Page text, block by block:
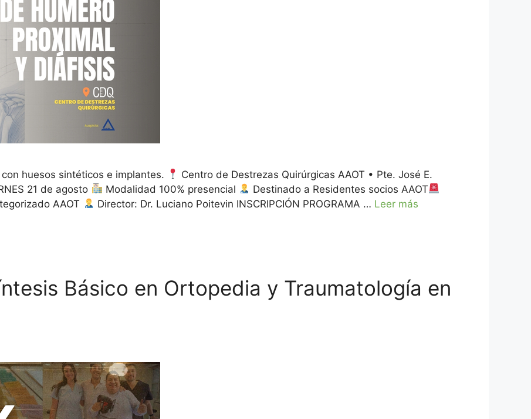
huesos sintéticos e implantes.
Centro de Destrezas Quirúrgicas AAOT • Pte. José E.
21 de agosto Modalidad 100% presencial
Destinado a Residentes socios AAOT
AAOT Director: Dr. Luciano Poitevin INSCRIPCIÓN PROGRAMA … Leer más
Básico en Ortopedia y Traumatología en